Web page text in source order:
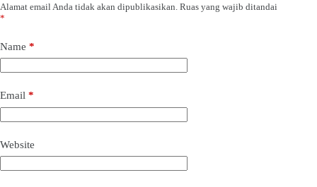
Alamat email Anda tidak akan dipublikasikan. Ruas yang wajib ditandai
*
Name *
Email *
Website